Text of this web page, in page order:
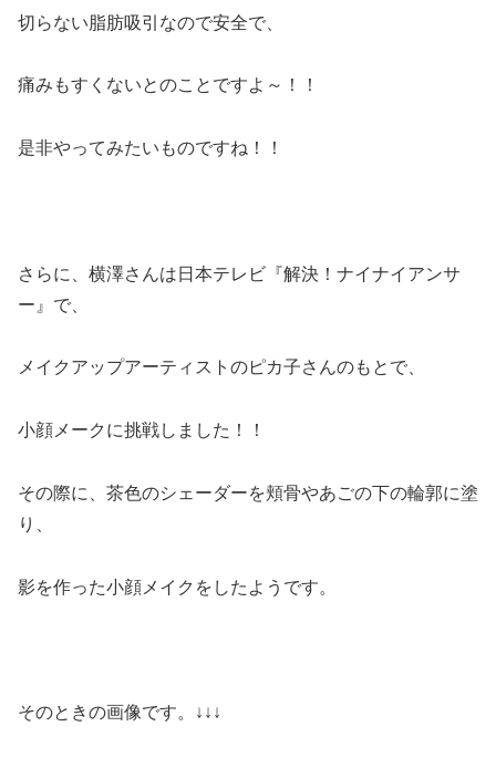
切らない脂肪吸引なので安全で、
痛みもすくないとのことですよ～！！
是非やってみたいものですね！！
さらに、横澤さんは日本テレビ『解決！ナイナイアンサ
ー』で、
メイクアップアーティストのピカ子さんのもとで、
小顔メークに挑戦しました！！
その際に、茶色のシェーダーを頬骨やあごの下の輪郭に塗
り、
影を作った小顔メイクをしたようです。
そのときの画像です。↓↓↓